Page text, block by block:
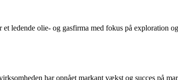
ledende olie- og gasfirma med fokus på exploration
har opnået markant vækst og succes på